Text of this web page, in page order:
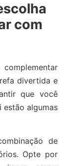
com
divertida e
que você
estão algumas
de
Opte por